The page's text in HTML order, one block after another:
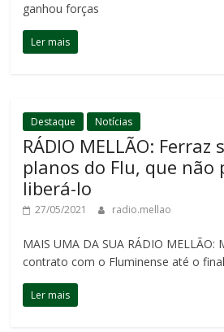
ganhou forças
Ler mais
Destaque Notícias
RÁDIO MELLÃO: Ferraz
planos do Flu, que não
liberá-lo
27/05/2021 radio.mellao
MAIS UMA DA SUA RÁDIO MELLÃO:
contrato com o Fluminense até o
Ler mais